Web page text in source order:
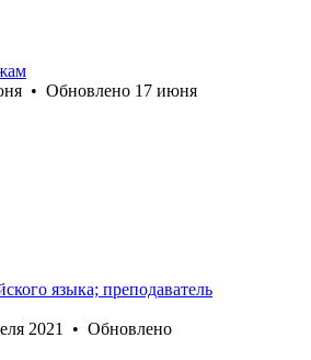
• Обновлено 17 июня
языка; преподаватель
2021 • Обновлено